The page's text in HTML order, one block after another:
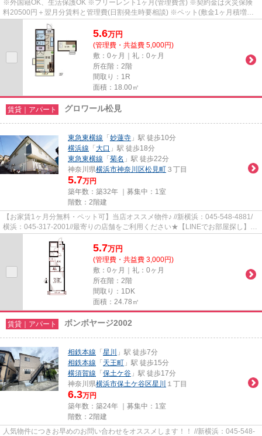
※外国籍OK、生活保護OK ※フリーレント1ヶ月(管理費含) ※契約金は火災保険
料20500円＋翌月分賃料と管理費(日割発生時要相談) ※ペット(敷金1ヶ月積増償
却) ※鍵(任意):33000円 ※外国籍:賃...
5.6万円
(管理費・共益費 5,000円)
敷：0ヶ月｜礼：0ヶ月
所在階：2階
間取り：1R
面積：18.00㎡
賃貸｜アパート グロワール松見
東急東横線 「 妙蓮寺 」駅 徒歩10分
横浜線 「 大口 」駅 徒歩18分
東急東横線 「 菊名 」駅 徒歩22分
神奈川県横浜市神奈川区松見町 ３丁目
5.7万円
築年数：築32年 ｜募集中： 1室
階数：2階建
【お家賃1ヶ月分無料・ペット可】当店オススメ物件♪ //新横浜：045-548-4881/
横浜：045-317-2001//最寄りの店舗をご利用ください★【LINEでお部屋探し】
【初期費用分割払い】【19時以降...
5.7万円
(管理費・共益費 3,000円)
敷：0ヶ月｜礼：0ヶ月
所在階：2階
間取り：1DK
面積：24.78㎡
賃貸｜アパート ボンボヤージ2002
相鉄本線 「 星川
」駅 徒歩7分
相鉄本線 「 天王町 」駅 徒歩15分
横須賀線 「 保土ケ谷 」駅 徒歩17分
神奈川県横浜市保土ケ谷区星川 １丁目
6.3万円
築年数：築24年 ｜募集中： 1室
階数：2階建
人気物件につきお早めのお問い合わせをオススメします！！ //新横浜：045-548-